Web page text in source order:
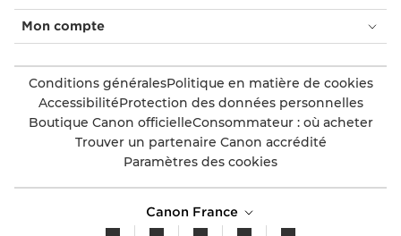
Mon compte
Conditions généralesPolitique en matière de cookies
AccessibilitéProtection des données personnelles
Boutique Canon officielleConsommateur : où acheter
Trouver un partenaire Canon accrédité
Paramètres des cookies
Canon France